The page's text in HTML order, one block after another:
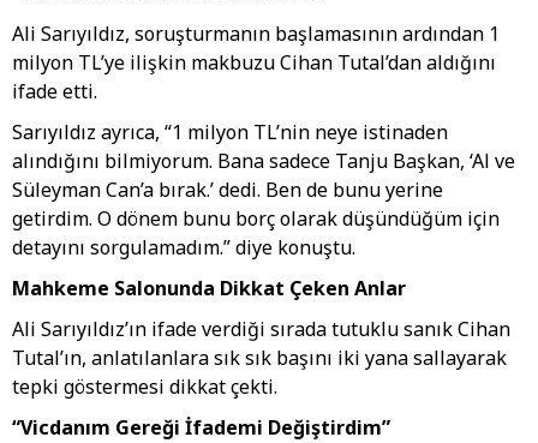
Ali Sarıyıldız, soruşturmanın başlamasının ardından 1
milyon TL’ye ilişkin makbuzu Cihan Tutal’dan aldığını
ifade etti.
Sarıyıldız ayrıca, “1 milyon TL’nin neye istinaden
alındığını bilmiyorum. Bana sadece Tanju Başkan, ‘Al ve
Süleyman Can’a bırak.’ dedi. Ben de bunu yerine
getirdim. O dönem bunu borç olarak düşündüğüm için
detayını sorgulamadım.” diye konuştu.
Mahkeme Salonunda Dikkat Çeken Anlar
Ali Sarıyıldız’ın ifade verdiği sırada tutuklu sanık Cihan
Tutal’ın, anlatılanlara sık sık başını iki yana sallayarak
tepki göstermesi dikkat çekti.
“Vicdanım Gereği İfademi Değiştirdim”